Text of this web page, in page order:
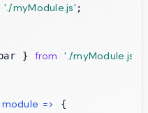
'./myModule.js' ;
} from './myModule.js'
module => {